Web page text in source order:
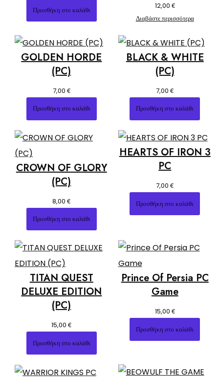
Προσθήκη στο καλάθι
12,00 €
Διαβάστε περισσότερα
GOLDEN HORDE
(PC)
7,00 €
Προσθήκη στο καλάθι
BLACK & WHITE
(PC)
7,00€
Προσθήκη στο καλάθι
CROWN OF GLORY
(PC)
8,00€
Προσθήκη στο καλάθι
HEARTS OF IRON 3
PC
7,00€
Προσθήκη στο καλάθι
TITAN QUEST
DELUXE EDITION
(PC)
15,00€
Προσθήκη στο καλάθι
Prince Of Persia PC
Game
15,00 €
Προσθήκη στο καλάθι